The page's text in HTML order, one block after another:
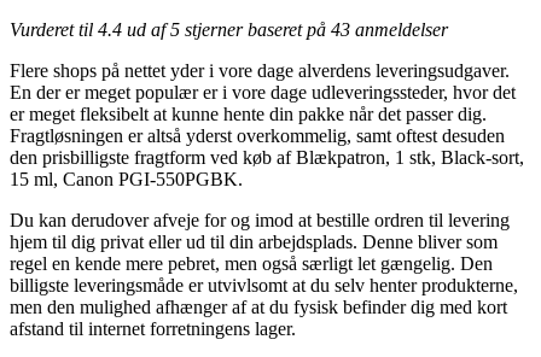
Vurderet til 4.4 ud af 5 stjerner baseret på 43 anmeldelser
Flere shops på nettet yder i vore dage alverdens leveringsudgaver.
En der er meget populær er i vore dage udleveringssteder, hvor det
er meget fleksibelt at kunne hente din pakke når det passer dig.
Fragtløsningen er altså yderst overkommelig, samt oftest desuden
den prisbilligste fragtform ved køb af Blækpatron, 1 stk, Black-sort,
15 ml, Canon PGI-550PGBK.
Du kan derudover afveje for og imod at bestille ordren til levering
hjem til dig privat eller ud til din arbejdsplads. Denne bliver som
regel en kende mere pebret, men også særligt let gængelig. Den
billigste leveringsmåde er utvivlsomt at du selv henter produkterne,
men den mulighed afhænger af at du fysisk befinder dig med kort
afstand til internet forretningens lager.